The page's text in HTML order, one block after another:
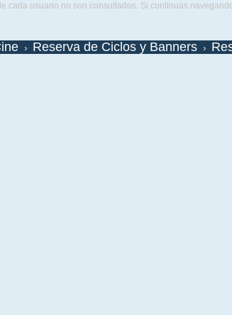
cada usuario no son consultados. Si continuas
Reserva de Ciclos y Banners